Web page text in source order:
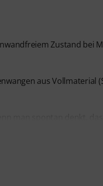
Zustand bei
aus Vollmaterial